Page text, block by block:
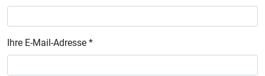
Ihre E-Mail-Adresse *